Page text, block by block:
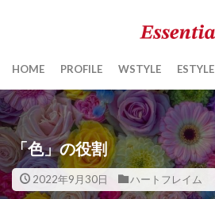
HOME PROFILE WSTYLE ESTYLE
「色」の役割
2022年9月30日 ハートフレイム